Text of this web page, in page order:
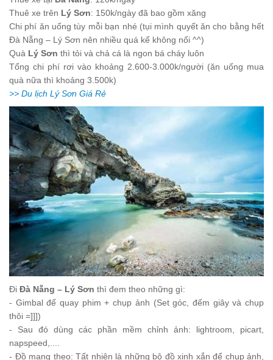
Thuê xe trên Lý Sơn: 150k/ngày đã bao gồm xăng
Chi phí ăn uống tùy mỗi bạn nhé (tụi mình quyết ăn cho bằng hết
Đà Nẵng – Lý Sơn nên nhiều quá kể không nổi ^^)
Quà Lý Sơn thì tỏi và chả cá là ngon bá cháy luôn
Tổng chi phí rơi vào khoảng 2.600-3.000k/người (ăn uống mua
quà nữa thì khoảng 3.500k)
>> Du lịch Lý Sơn Giá Rẻ
Đi Đà Nẵng – Lý Sơn thì đem theo những gì:
- Gimbal để quay phim + chụp ảnh (Set góc, đếm giây và chụp
thôi =]]])
- Sau đó dùng các phần mềm chỉnh ảnh: lightroom, picart,
napspeed,....
- Đồ mang theo: Tất nhiên là những bộ đồ xinh xắn để chụp ảnh,